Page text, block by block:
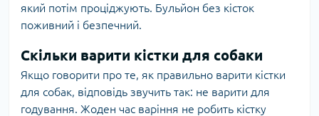
який потім проціджують. Бульйон без кісток
поживний і безпечний.
Скільки варити кістки для собаки
Якщо говорити про те, як правильно варити кістки
для собак, відповідь звучить так: не варити для
годування. Жоден час варіння не робить кістку